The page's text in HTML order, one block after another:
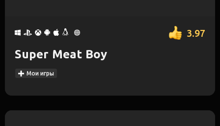
3.97
Super Meat Boy
Мои игры